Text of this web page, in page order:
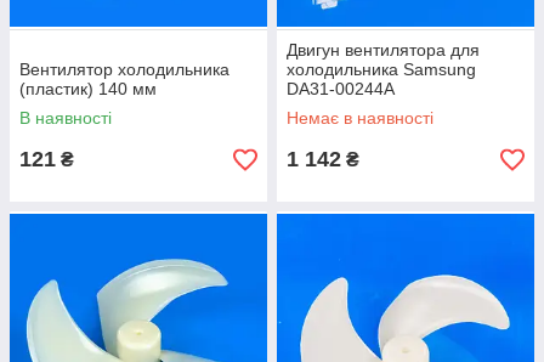
Вентилятор холодильника
(пластик) 140 мм
В наявності
121 ₴
Двигун вентилятора для
холодильника Samsung
DA31-00244A
Немає в наявності
1 142 ₴